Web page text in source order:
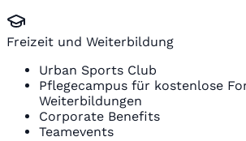
Freizeit und Weiterbildung
Urban Sports Club
Pflegecampus für kostenlose
Weiterbildungen
Corporate Benefits
Teamevents